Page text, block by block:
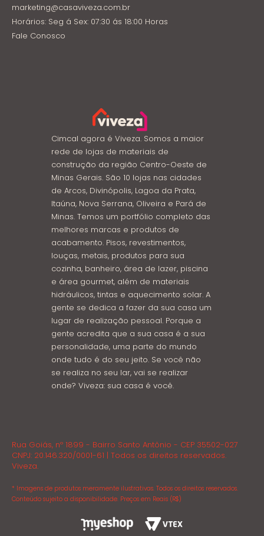
marketing@casaviveza.com.br
Horários: Seg á Sex: 07:30 ás 18:00 Horas
Fale Conosco
Cimcal agora é Viveza. Somos a maior
rede de lojas de materiais de
construção da região Centro-Oeste de
Minas Gerais. São 10 lojas nas cidades
de Arcos, Divinópolis, Lagoa da Prata,
Itaúna, Nova Serrana, Oliveira e Pará de
Minas. Temos um portfólio completo das
melhores marcas e produtos de
acabamento. Pisos, revestimentos,
louças, metais, produtos para sua
cozinha, banheiro, área de lazer, piscina
e área gourmet, além de materiais
hidráulicos, tintas e aquecimento solar. A
gente se dedica a fazer da sua casa um
lugar de realização pessoal. Porque a
gente acredita que a sua casa é a sua
personalidade, uma parte do mundo
onde tudo é do seu jeito. Se você não
se realiza no seu lar, vai se realizar
onde? Viveza: sua casa é você.
Rua Goiás, nº 1899 - Bairro Santo Antônio - CEP 35502-027
CNPJ: 20.146.320/0001-61 | Todos os direitos reservados.
Viveza.
* Imagens de produtos meramente ilustrativas. Todos os direitos reservados.
Conteúdo sujeito a disponibilidade. Preços em Reais (R$)